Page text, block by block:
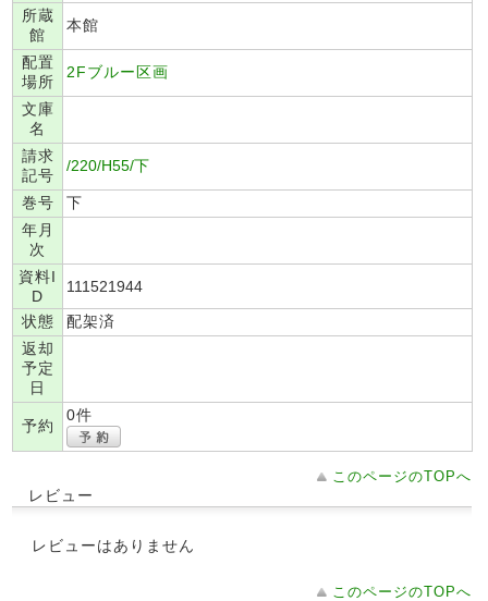
所蔵
館
本館
配置
場所
2Fブルー区画
文庫
名
請求
記号
/220/H55/下
巻号
下
年月
次
資料I
D
111521944
状態
配架済
返却
予定
日
予約
0件
このページのTOPへ
レビュー
レビューはありません
このページのTOPへ